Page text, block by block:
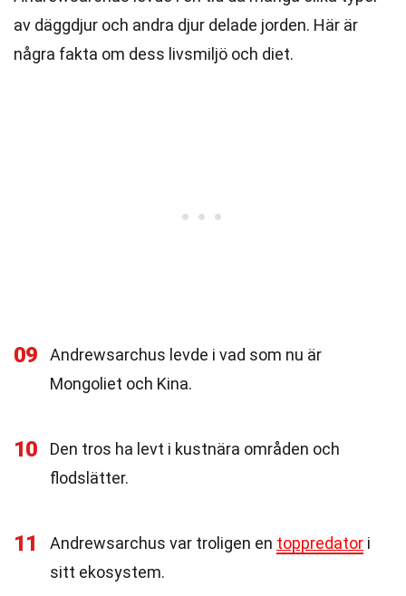
av däggdjur och andra djur delade jorden. Här är
några fakta om dess livsmiljö och diet.
09
Andrewsarchus levde i vad som nu är
Mongoliet och Kina.
10
Den tros ha levt i kustnära områden och
flodslätter.
11 Andrewsarchus var troligen en toppredator i
sitt ekosystem.